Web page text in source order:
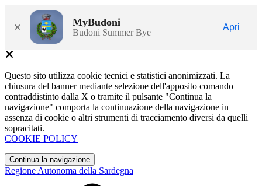
× MyBudoni
Budoni Summer Bye
Apri
Questo sito utilizza cookie tecnici e statistici anonimizzati. La
chiusura del banner mediante selezione dell'apposito comando
contraddistinto dalla X o tramite il pulsante "Continua la
navigazione" comporta la continuazione della navigazione in
assenza di cookie o altri strumenti di tracciamento diversi da quelli
sopracitati.
COOKIE POLICY
Continua la navigazione
Regione Autonoma della Sardegna